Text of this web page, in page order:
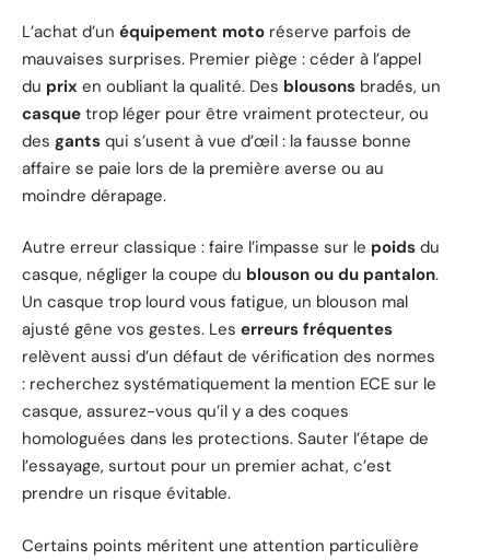
L’achat d’un équipement moto réserve parfois de
mauvaises surprises. Premier piège : céder à l’appel
du prix en oubliant la qualité. Des blousons bradés, un
casque trop léger pour être vraiment protecteur, ou
des gants qui s’usent à vue d’œil : la fausse bonne
affaire se paie lors de la première averse ou au
moindre dérapage.
Autre erreur classique : faire l’impasse sur le poids du
casque, négliger la coupe du blouson ou du pantalon.
Un casque trop lourd vous fatigue, un blouson mal
ajusté gêne vos gestes. Les erreurs fréquentes
relèvent aussi d’un défaut de vérification des normes
: recherchez systématiquement la mention ECE sur le
casque, assurez-vous qu’il y a des coques
homologuées dans les protections. Sauter l’étape de
l’essayage, surtout pour un premier achat, c’est
prendre un risque évitable.
Certains points méritent une attention particulière